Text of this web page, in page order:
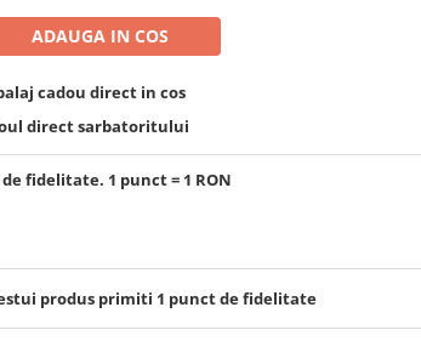
ADAUGA IN COS
cadou direct in cos
direct sarbatoritului
fidelitate. 1 punct = 1 RON
produs primiti 1 punct de fidelitate